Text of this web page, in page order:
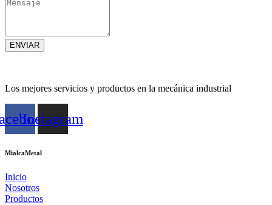
ENVIAR
Los mejores servicios y productos en la mecánica industrial
Instagram
MialcaMetal
Inicio
Nosotros
Productos